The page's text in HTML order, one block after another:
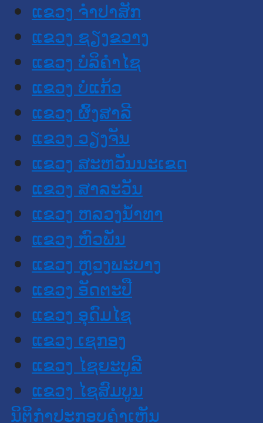
ແຂວງ ຈໍາປາສັກ
ແຂວງ ຊຽງຂວາງ
ແຂວງ ບໍລິຄໍາໄຊ
ແຂວງ ບໍ່ແກ້ວ
ແຂວງ ຜົ້ງສາລີ
ແຂວງ ວຽງຈັນ
ແຂວງ ສະຫວັນນະເຂດ
ແຂວງ ສາລະວັນ
ແຂວງ ຫລວງນໍ້າທາ
ແຂວງ ຫົວພັນ
ແຂວງ ຫຼວງພະບາງ
ແຂວງ ອັດຕະປື
ແຂວງ ອຸດົມໄຊ
ແຂວງ ເຊກອງ
ແຂວງ ໄຊຍະບູລີ
ແຂວງ ໄຊສົມບູນ
ນິຕິກໍາປະກອບຄໍາເຫັນ